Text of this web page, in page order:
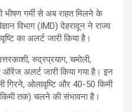
भीषण गर्मी से अब राहत मिलने के
विभाग (IMD) देहरादून ने राज्य
का अलर्ट जारी किया है।
रुद्रप्रयाग, चमोली,
ऑरेंज अलर्ट जारी किया गया है। इन
गिरने, ओलावृष्टि और 40-50 किमी
तक) चलने की संभावना है।